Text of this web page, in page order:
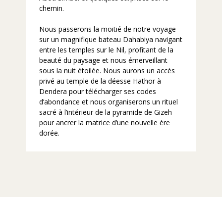
chemin.
Nous passerons la moitié de notre voyage
sur un magnifique bateau Dahabiya navigant
entre les temples sur le Nil, profitant de la
beauté du paysage et nous émerveillant
sous la nuit étoilée. Nous aurons un accès
privé au temple de la déesse Hathor à
Dendera pour télécharger ses codes
d’abondance et nous organiserons un rituel
sacré à l’intérieur de la pyramide de Gizeh
pour ancrer la matrice d’une nouvelle ère
dorée.